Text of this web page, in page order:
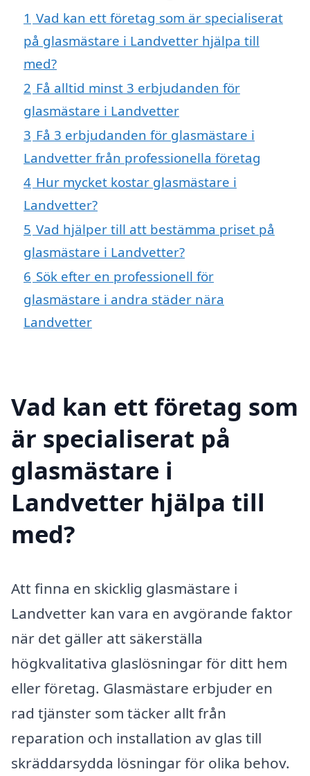
1 Vad kan ett företag som är specialiserat
på glasmästare i Landvetter hjälpa till
med?
2 Få alltid minst 3 erbjudanden för
glasmästare i Landvetter
3 Få 3 erbjudanden för glasmästare i
Landvetter från professionella företag
4 Hur mycket kostar glasmästare i
Landvetter?
5 Vad hjälper till att bestämma priset på
glasmästare i Landvetter?
6 Sök efter en professionell för
glasmästare i andra städer nära
Landvetter
Vad kan ett företag som
är specialiserat på
glasmästare i
Landvetter hjälpa till
med?
Att finna en skicklig glasmästare i
Landvetter kan vara en avgörande faktor
när det gäller att säkerställa
högkvalitativa glaslösningar för ditt hem
eller företag. Glasmästare erbjuder en
rad tjänster som täcker allt från
reparation och installation av glas till
skräddarsydda lösningar för olika behov.